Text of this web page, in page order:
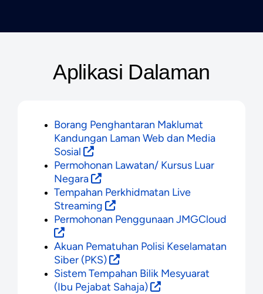
Aplikasi Dalaman
Borang Penghantaran Maklumat
Kandungan Laman Web dan Media
Sosial
Permohonan Lawatan/ Kursus Luar
Negara
Tempahan Perkhidmatan Live
Streaming
Permohonan Penggunaan JMGCloud
Akuan Pematuhan Polisi Keselamatan
Siber (PKS)
Sistem Tempahan Bilik Mesyuarat
(Ibu Pejabat Sahaja)